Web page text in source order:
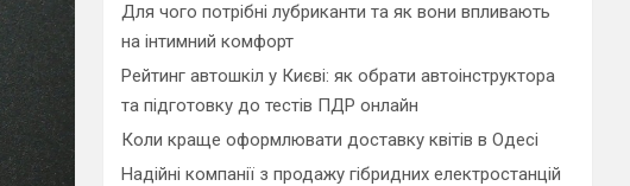
Для чого потрібні лубриканти та як вони впливають
на інтимний комфорт
Рейтинг автошкіл у Києві: як обрати автоінструктора
та підготовку до тестів ПДР онлайн
Коли краще оформлювати доставку квітів в Одесі
Надійні компанії з продажу гібридних електростанцій